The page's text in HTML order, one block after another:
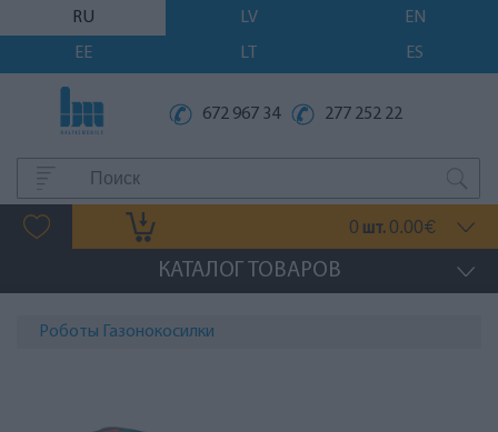
RU LV
EN
EE
LT ES
672 967 34 277 252 22
0 шт. 0.00€
КАТАЛОГ ТОВАРОВ
Роботы Газонокосилки